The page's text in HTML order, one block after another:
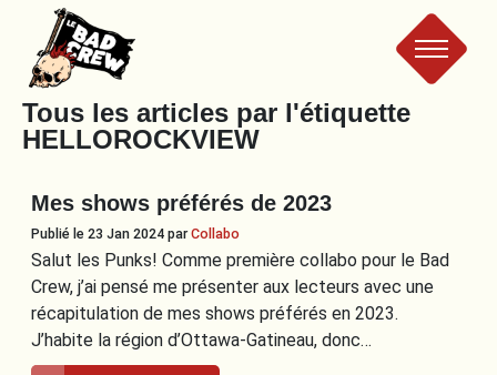
Le
Bad
Crew
Tous les articles par l'étiquette
HELLOROCKVIEW
Mes shows préférés de 2023
Publié le 23 Jan 2024 parCollabo
Salut les Punks! Comme première collabo pour le Bad
Crew, j’ai pensé me présenter aux lecteurs avec une
récapitulation de mes shows préférés en 2023.
J’habite la région d’Ottawa-Gatineau, donc…